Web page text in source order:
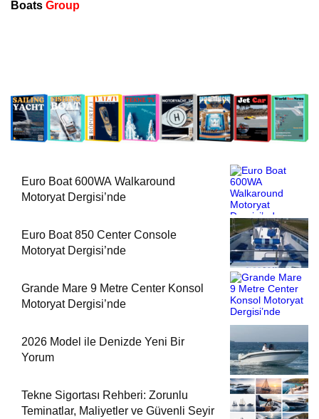
Boats Group
Euro Boat 600WA Walkaround
Motoryat Dergisi’nde
Euro Boat 850 Center Console
Motoryat Dergisi’nde
Grande Mare 9 Metre Center Konsol
Motoryat Dergisi’nde
2026 Model ile Denizde Yeni Bir
Yorum
Tekne Sigortası Rehberi: Zorunlu
Teminatlar, Maliyetler ve Güvenli Seyir